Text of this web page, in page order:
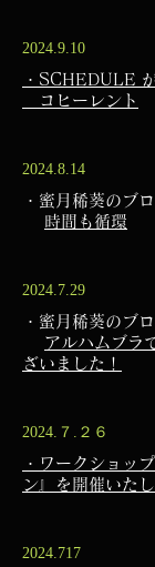
2024.9.10
・SCHEDULE
​ コヒーレント
2024.8.14
・蜜月稀葵のブ
時間も循環
2024.7.29
・蜜月稀葵のブ
アルハムブラ
ざいました！
2024.７.２６
・ワークショッ
ン』を開催いたし
2024.717